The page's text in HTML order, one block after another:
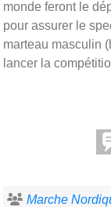
monde feront le
pour assurer le
marteau masculin
lancer la
Marche